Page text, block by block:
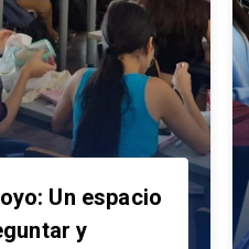
Un espacio
y